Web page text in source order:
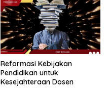
Reformasi Kebijakan
Pendidikan untuk
Kesejahteraan Dosen